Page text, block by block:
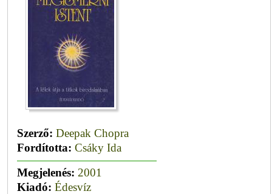
Szerző: Deepak Chopra
Fordította: Csáky Ida
Megjelenés: 2001
Kiadó: Édesvíz